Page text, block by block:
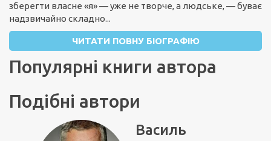
зберегти власне «я» — уже не творче, а людське, — буває
надзвичайно складно...
ЧИТАТИ ПОВНУ БІОГРАФІЮ
Популярні книги автора
Подібні автори
Василь